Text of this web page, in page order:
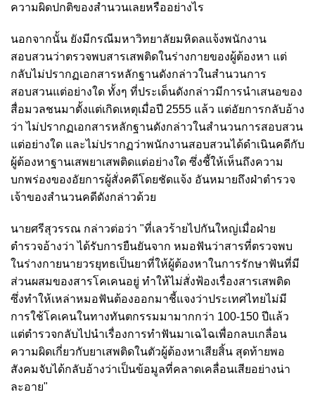
ความผิดปกติของสำนวนเลยหรืออย่างไร
นอกจากนั้น ยังมีกรณีมหาวิทยาลัยมหิดลแจ้งพนักงาน
สอบสวนว่าตรวจพบสารเสพติดในร่างกายของผู้ต้องหา แต่
กลับไม่ปรากฏเอกสารหลักฐานดังกล่าวในสำนวนการ
สอบสวนแต่อย่างใด ทั้งๆ ที่ประเด็นดังกล่าวมีการนำเสนอของ
สื่อมวลชนมาตั้งแต่เกิดเหตุเมื่อปี 2555 แล้ว แต่อัยการกลับอ้าง
ว่า ไม่ปรากฏเอกสารหลักฐานดังกล่าวในสำนวนการสอบสวน
แต่อย่างใด และไม่ปรากฏว่าพนักงานสอบสวนได้ดำเนินคดีกับ
ผู้ต้องหาฐานเสพยาเสพติดแต่อย่างใด ซึ่งชี้ให้เห็นถึงความ
บกพร่องของอัยการผู้สั่งคดีโดยชัดแจ้ง อันหมายถึงฝ่าตำรวจ
เจ้าของสำนวนคดีดังกล่าวด้วย
นายศรีสุวรรณ กล่าวต่อว่า "ที่เลวร้ายไปกันใหญ่เมื่อฝ่าย
ตำรวจอ้างว่า ได้รับการยืนยันจาก หมอฟันว่าสารที่ตรวจพบ
ในร่างกายนายวรยุทธเป็นยาที่ให้ผู้ต้องหาในการรักษาฟันที่มี
ส่วนผสมของสารโคเคนอยู่ ทำให้ไม่สั่งฟ้องเรื่องสารเสพติด
ซึ่งทำให้เหล่าหมอฟันต้องออกมาชี้แจงว่าประเทศไทยไม่มี
การใช้โคเคนในทางทันตกรรมมามากกว่า 100-150 ปีแล้ว
แต่ตำรวจกลับไปนำเรื่องการทำฟันมาเฉไฉเพื่อกลบเกลื่อน
ความผิดเกี่ยวกับยาเสพติดในตัวผู้ต้องหาเสียสิ้น สุดท้ายพอ
สังคมจับได้กลับอ้างว่าเป็นข้อมูลที่คลาดเคลื่อนเสียอย่างน่า
ละอาย"